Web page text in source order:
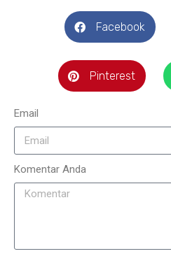
Facebook
Pinterest
Email
Komentar Anda